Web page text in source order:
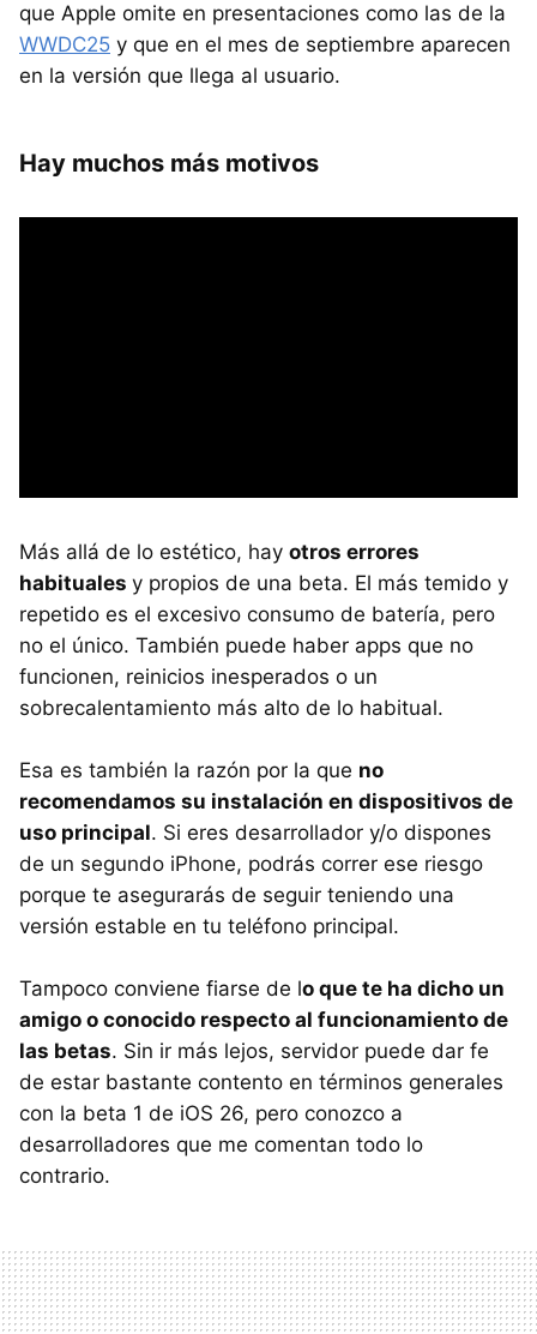
que Apple omite en presentaciones como las de la
WWDC25 y que en el mes de septiembre aparecen
en la versión que llega al usuario.
Hay muchos más motivos
Más allá de lo estético, hay otros errores
habituales y propios de una beta. El más temido y
repetido es el excesivo consumo de batería, pero
no el único. También puede haber apps que no
funcionen, reinicios inesperados o un
sobrecalentamiento más alto de lo habitual.
Esa es también la razón por la que no
recomendamos su instalación en dispositivos de
uso principal. Si eres desarrollador y/o dispones
de un segundo iPhone, podrás correr ese riesgo
porque te asegurarás de seguir teniendo una
versión estable en tu teléfono principal.
Tampoco conviene fiarse de lo que te ha dicho un
amigo o conocido respecto al funcionamiento de
las betas. Sin ir más lejos, servidor puede dar fe
de estar bastante contento en términos generales
con la beta 1 de iOS 26, pero conozco a
desarrolladores que me comentan todo lo
contrario.